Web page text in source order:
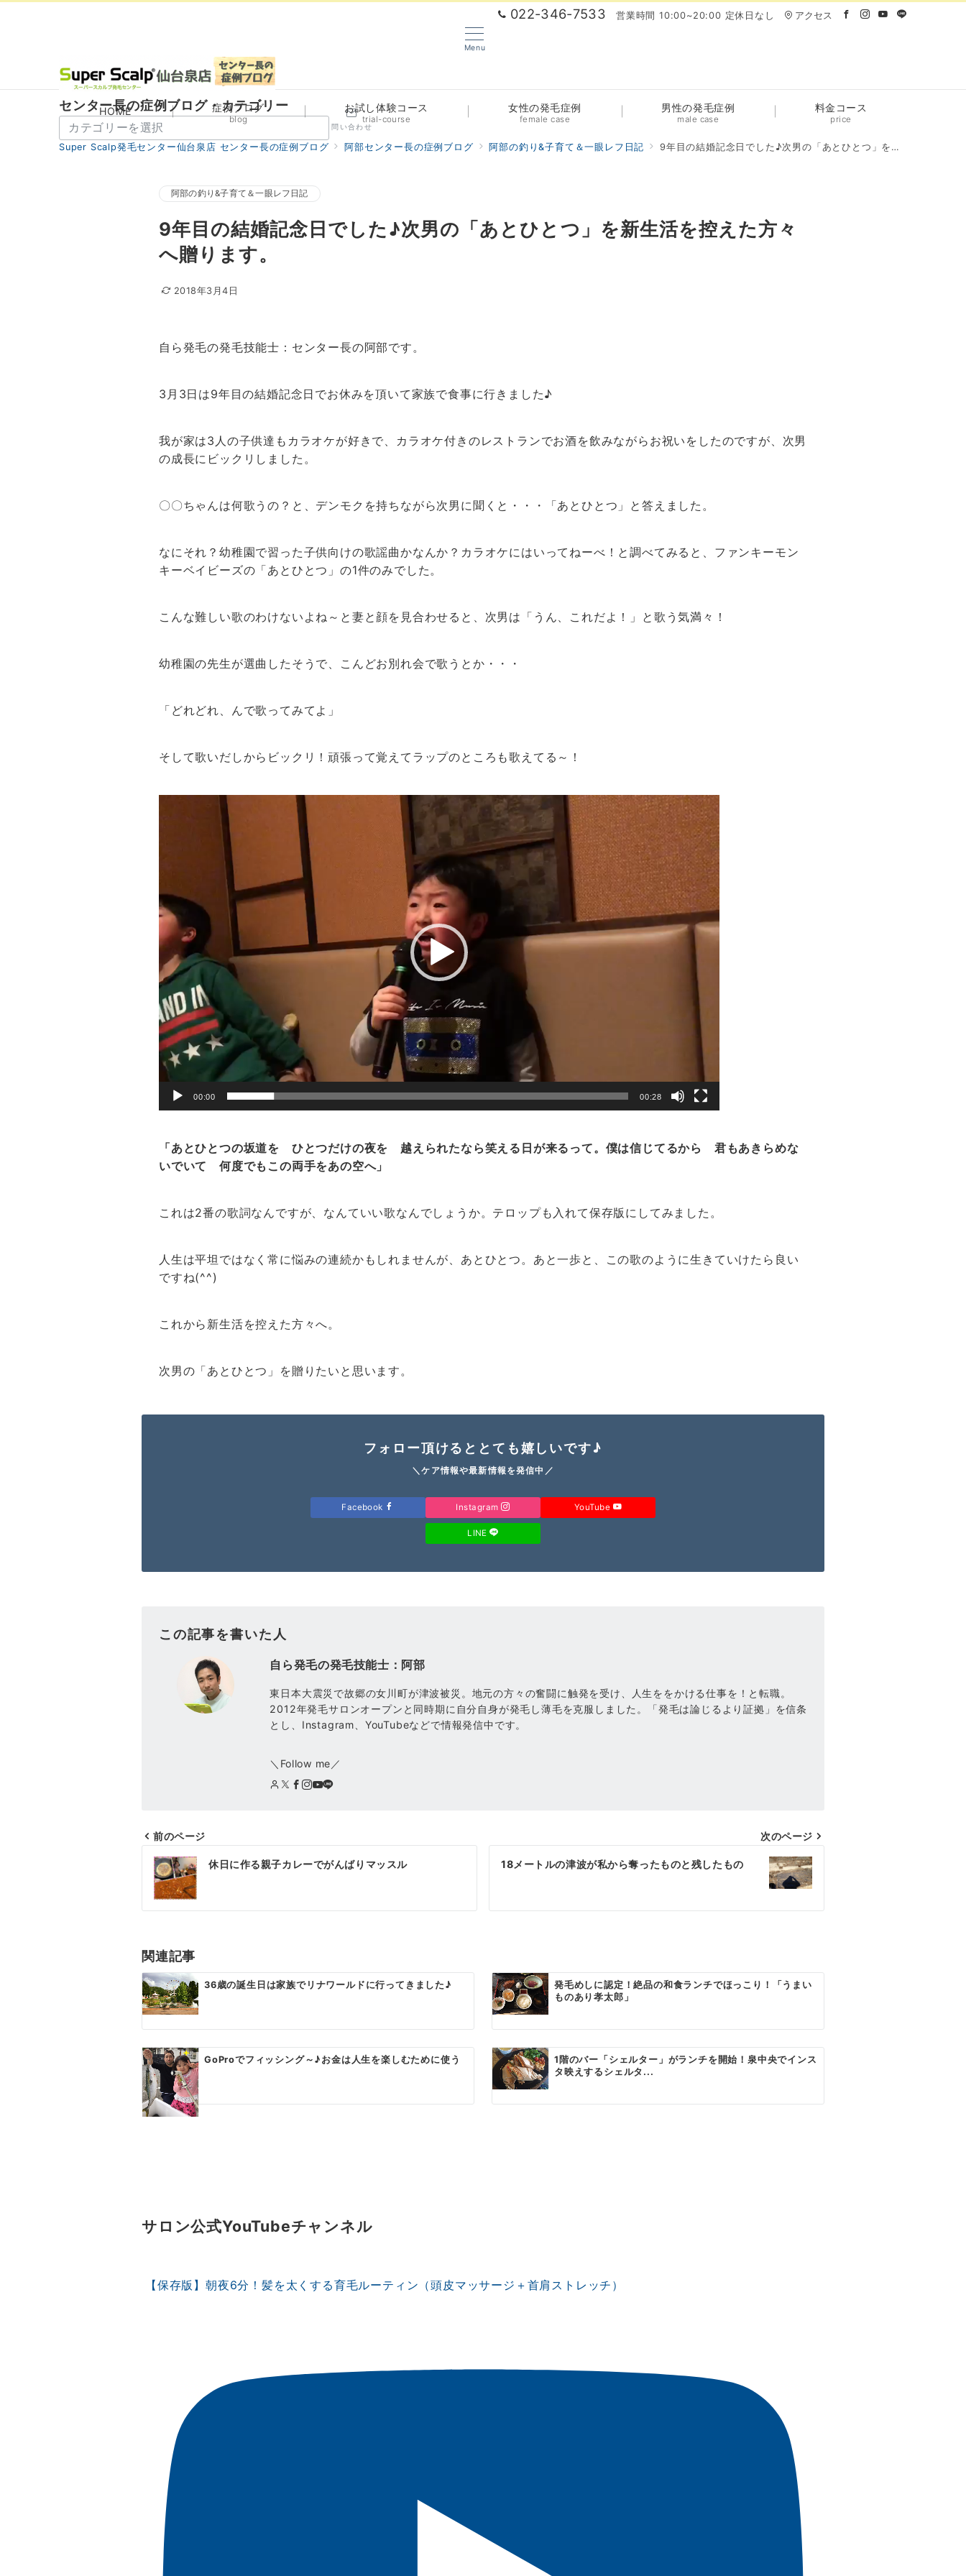
022-346-7533 営業時間 10:00~20:00 定休日なし アクセス
Menu
センター長の症例ブログ・カテゴリー
セ
ン
問い合わせ
HOME 症例ブログ
blog
お試し体験コース
trial-course
女性の発毛症例
female case
男性の発毛症例
male case
料金コース
price
Super Scalp発毛センター仙台泉店 センター長の症例ブログ 阿部センター長の症例ブログ 阿部の釣り&子育て＆一眼レフ日記 9年目の結婚記念日でした♪次男の「あとひとつ」を新生活を控えた方々へ贈ります。
阿部の釣り&子育て＆一眼レフ日記
9年目の結婚記念日でした♪次男の「あとひとつ」を新生活を控えた方々
へ贈ります。
2018年3月4日
自ら発毛の発毛技能士：センター長の阿部です。
3月3日は9年目の結婚記念日でお休みを頂いて家族で食事に行きました♪
我が家は3人の子供達もカラオケが好きで、カラオケ付きのレストランでお酒を飲みながらお祝いをしたのですが、次男
の成長にビックリしました。
〇〇ちゃんは何歌うの？と、デンモクを持ちながら次男に聞くと・・・「あとひとつ」と答えました。
なにそれ？幼稚園で習った子供向けの歌謡曲かなんか？カラオケにはいってねーべ！と調べてみると、ファンキーモン
キーベイビーズの「あとひとつ」の1件のみでした。
こんな難しい歌のわけないよね～と妻と顔を見合わせると、次男は「うん、これだよ！」と歌う気満々！
幼稚園の先生が選曲したそうで、こんどお別れ会で歌うとか・・・
「どれどれ、んで歌ってみてよ」
そして歌いだしからビックリ！頑張って覚えてラップのところも歌えてる～！
ヤ
ー
00:00 00:28
「あとひとつの坂道を ひとつだけの夜を 越えられたなら笑える日が来るって。僕は信じてるから 君もあきらめな
いでいて 何度でもこの両手をあの空へ」
これは2番の歌詞なんですが、なんていい歌なんでしょうか。テロップも入れて保存版にしてみました。
人生は平坦ではなく常に悩みの連続かもしれませんが、あとひとつ。あと一歩と、この歌のように生きていけたら良い
ですね(^^)
これから新生活を控えた方々へ。
次男の「あとひとつ」を贈りたいと思います。
フォロー頂けるととても嬉しいです♪
＼ケア情報や最新情報を発信中／
Facebook Instagram YouTube
LINE
この記事を書いた人
自ら発毛の発毛技能士：阿部
東日本大震災で故郷の女川町が津波被災。地元の方々の奮闘に触発を受け、人生ををかける仕事を！と転職。
2012年発毛サロンオープンと同時期に自分自身が発毛し薄毛を克服しました。「発毛は論じるより証拠」を信条
とし、Instagram、YouTubeなどで情報発信中です。
＼Follow me／
投
稿
ナ
ゲ
ー
シ
ョ
ン
前のページ
休日に作る親子カレーでがんばりマッスル
次のページ
18メートルの津波が私から奪ったものと残したもの
関連記事
36歳の誕生日は家族でリナワールドに行ってきました♪
発毛めしに認定！絶品の和食ランチでほっこり！「うまい
ものあり孝太郎」
GoProでフィッシング～♪お金は人生を楽しむために使う
1階のバー「シェルター」がランチを開始！泉中央でインス
タ映えするシェルタ...
サロン公式YouTubeチャンネル
【保存版】朝夜6分！髪を太くする育毛ルーティン（頭皮マッサージ＋首肩ストレッチ）